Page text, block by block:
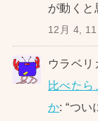
が動く
12月 4,
ウラベリ
比べた
か: “つい